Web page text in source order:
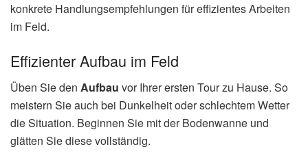
konkrete Handlungsempfehlungen für effizientes Arbeiten
im Feld.
Effizienter Aufbau im Feld
Üben Sie den Aufbau vor Ihrer ersten Tour zu Hause. So
meistern Sie auch bei Dunkelheit oder schlechtem Wetter
die Situation. Beginnen Sie mit der Bodenwanne und
glätten Sie diese vollständig.